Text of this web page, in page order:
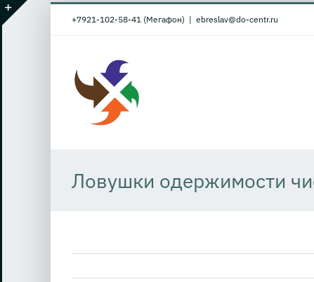
Skip
to
+7921-102-58-41 (Мегафон) | ebreslav@do-centr.ru
Ловушки одержимости